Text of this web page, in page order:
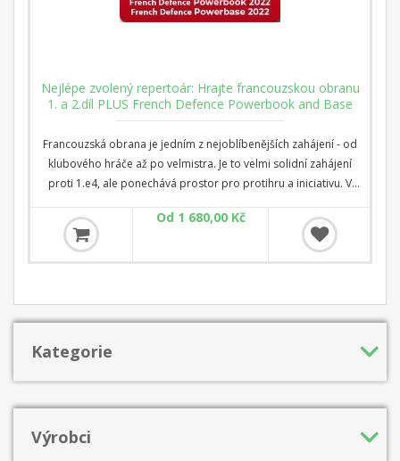
Nejlépe zvolený repertoár: Hrajte francouzskou obranu
1. a 2.díl PLUS French Defence Powerbook and Base
Francouzská obrana je jedním z nejoblíbenějších zahájení - od
klubového hráče až po velmistra. Je to velmi solidní zahájení
proti 1.e4, ale ponechává prostor pro protihru a iniciativu. V
tomto dvoudílném videokurzu vám bývalý mistr světa a
startrekový trenér Rustam Kasimdžanov ukáže zákoutí tohoto
nesmírně složitého zahájení. Díky svým bohatým zkušenostem
jak hráče, tak i druhého Višiho Ananda a Fabiana Caruany;
Začněte svou cestu právě teď!
Od 1 680,00 Kč
Kategorie
Výrobci